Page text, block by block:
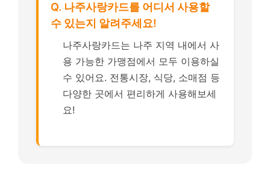
Q. 나주사랑카드를 어디서 사용할
수 있는지 알려주세요!
나주사랑카드는 나주 지역 내에서 사
용 가능한 가맹점에서 모두 이용하실
수 있어요. 전통시장, 식당, 소매점 등
다양한 곳에서 편리하게 사용해보세
요!